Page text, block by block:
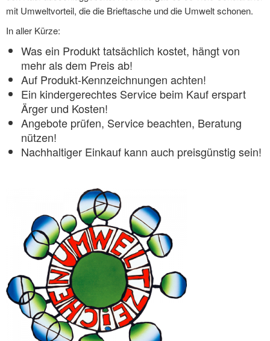
mit Umweltvorteil, die die Brieftasche und die Umwelt schonen.
In aller Kürze:
Was ein Produkt tatsächlich kostet, hängt von
mehr als dem Preis ab!
Auf Produkt-Kennzeichnungen achten!
Ein kindergerechtes Service beim Kauf erspart
Ärger und Kosten!
Angebote prüfen, Service beachten, Beratung
nützen!
Nachhaltiger Einkauf kann auch preisgünstig sein!